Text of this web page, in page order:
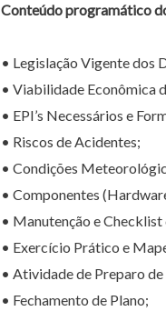
Conteúdo programático
• Legislação Vigente dos
• Viabilidade Econômica
• EPI’s Necessários e
• Riscos de Acidentes;
• Condições
• Componentes
• Manutenção e Checklist
• Exercício Prático e
• Atividade de Preparo de
• Fechamento de Plano;